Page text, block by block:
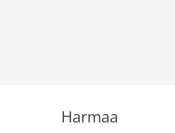
Harmaa